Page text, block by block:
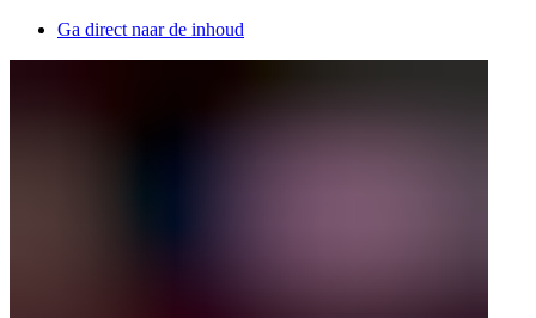
Ga direct naar de inhoud